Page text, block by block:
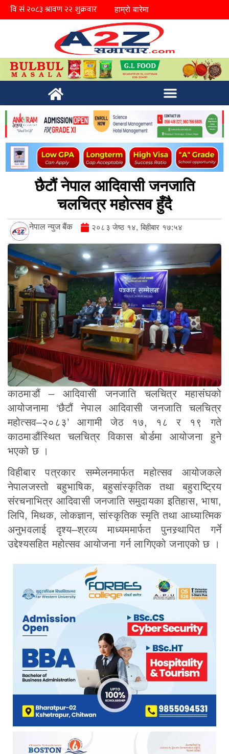
हाम्रो बारेमा
छैटौं नेपाल आदिवासी जनजाति
चलचित्र महोत्सव हुँदै
नेपाल न्युज बैंक २०८३ जेष्ठ १४, बिहीबार १७:५४
काठमाडौं – आदिवासी जनजाति चलचित्र महासंघको
आयोजनामा ‘छैटौं नेपाल आदिवासी जनजाति चलचित्र
महोत्सव–२०८३’ आगामी जेठ १७, १८ र १९ गते
काठमाडौंस्थित चलचित्र विकास बोर्डमा आयोजना हुने
भएको छ ।
विहीबार पत्रकार सम्मेलनमार्फत महोत्सव आयोजकले
नेपालजस्तो बहुभाषिक, बहुसांस्कृतिक तथा बहुराष्ट्रिय
संरचनाभित्र आदिवासी जनजाति समुदायका इतिहास, भाषा,
लिपि, मिथक, लोकज्ञान, सांस्कृतिक स्मृति तथा आध्यात्मिक
अनुभवलाई दृश्य–श्रव्य माध्यममार्फत पुनस्र्थापित गर्ने
उद्देश्यसहित महोत्सव आयोजना गर्न लागिएको जनाएको छ ।